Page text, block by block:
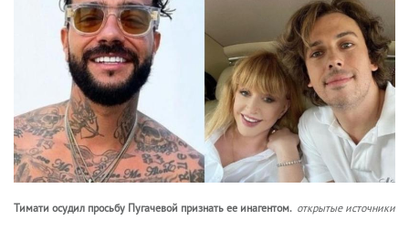
Тимати осудил просьбу Пугачевой признать ее инагентом. открытые источники